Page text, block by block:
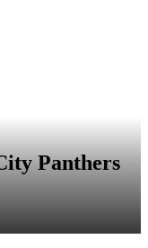
Panthers